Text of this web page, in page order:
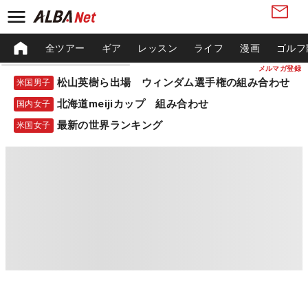
メルマガ登録
全ツアー ギア レッスン ライフ 漫画 ゴル
米国男子 松山英樹ら出場 ウィンダム選手権の組み合わせ
国内女子 北海道meijiカップ 組み合わせ
米国女子 最新の世界ランキング